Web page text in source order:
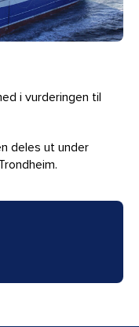
i vurderingen til
deles ut under